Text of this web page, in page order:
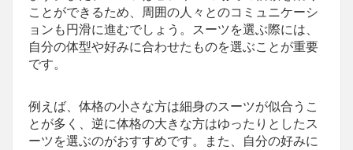
ことができるため、周囲の人々とのコミュニケーシ
ョンも円滑に進むでしょう。スーツを選ぶ際には、
自分の体型や好みに合わせたものを選ぶことが重要
です。
例えば、体格の小さな方は細身のスーツが似合うこ
とが多く、逆に体格の大きな方はゆったりとしたス
ーツを選ぶのがおすすめです。また、自分の好みに